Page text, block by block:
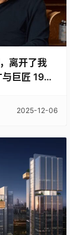
离开了我
巨匠 1929
2025-12-06